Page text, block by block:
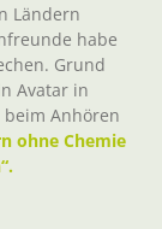
Ländern
habe
Grund
Avatar in
beim Anhören
ohne Chemie